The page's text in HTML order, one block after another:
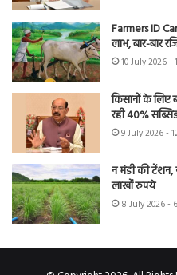
Farmers ID
लाभ, बार-बार
10 July 2026 -
किसानों के
रही 40%
9 July 2026 -
न मंडी की
लाखों रुपये
8 July 2026 -